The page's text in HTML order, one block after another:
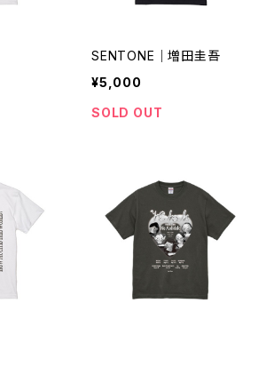
SENTONE｜増田圭吾
¥5,000
SOLD OUT